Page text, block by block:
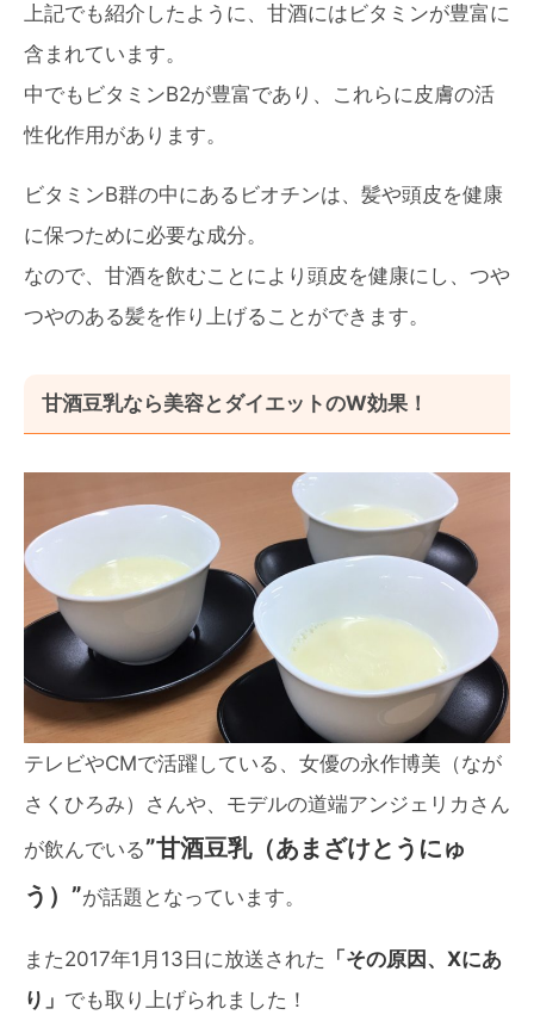
上記でも紹介したように、甘酒にはビタミンが豊富に
含まれています。
中でもビタミンB2が豊富であり、これらに皮膚の活
性化作用があります。
ビタミンB群の中にあるビオチンは、髪や頭皮を健康
に保つために必要な成分。
なので、甘酒を飲むことにより頭皮を健康にし、つや
つやのある髪を作り上げることができます。
甘酒豆乳なら美容とダイエットのW効果！
テレビやCMで活躍している、女優の永作博美（なが
さくひろみ）さんや、モデルの道端アンジェリカさん
が飲んでいる”甘酒豆乳（あまざけとうにゅ
う）”が話題となっています。
また2017年1月13日に放送された 「その原因、Xにあ
り」 でも取り上げられました！